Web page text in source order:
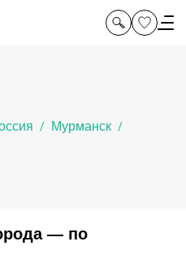
/ Мурманск /
— по